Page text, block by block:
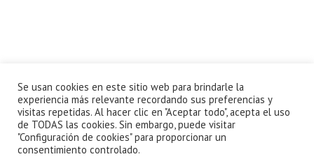
Se usan cookies en este sitio web para brindarle la
experiencia más relevante recordando sus preferencias y
visitas repetidas. Al hacer clic en "Aceptar todo", acepta el uso
de TODAS las cookies. Sin embargo, puede visitar
"Configuración de cookies" para proporcionar un
consentimiento controlado.